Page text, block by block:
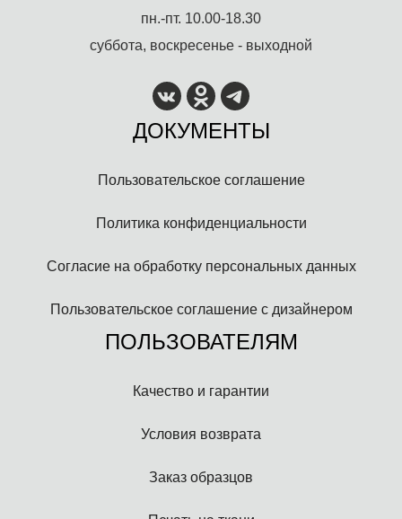
пн.-пт. 10.00-18.30
суббота, воскресенье - выходной
ДОКУМЕНТЫ
Пользовательское соглашение
Политика конфиденциальности
Согласие на обработку персональных данных
Пользовательское соглашение с дизайнером
ПОЛЬЗОВАТЕЛЯМ
Качество и гарантии
Условия возврата
Заказ образцов